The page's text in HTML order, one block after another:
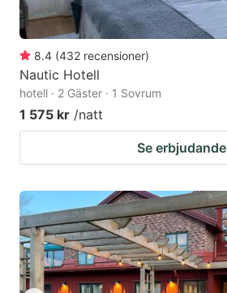
8.4 (432 recensioner)
Nautic Hotell
hotell · 2 Gäster · 1 Sovrum
1 575 kr /natt
Se erbjudande